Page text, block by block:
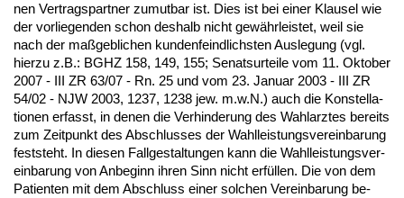
nen Ver­trags­part­ner zu­mut­bar ist. Dies ist bei ei­ner Klau­sel wie
der vor­lie­gen­den schon des­halb nicht gewähr­leis­tet, weil sie
nach der maßgeb­li­chen kun­den­feind­lichs­ten Aus­le­gung (vgl.
hier­zu z.B.: BGHZ 158, 149, 155; Se­nats­ur­tei­le vom 11. Ok­to­ber
2007 - III ZR 63/07 - Rn. 25 und vom 23. Ja­nu­ar 2003 - III ZR
54/02 - NJW 2003, 1237, 1238 jew. m.w.N.) auch die Kon­stel­la­
tio­nen er­fasst, in de­nen die Ver­hin­de­rung des Wahl­arz­tes be­reits
zum Zeit­punkt des Ab­schlus­ses der Wahl­leis­tungs­ver­ein­ba­rung
fest­steht. In die­sen Fall­ge­stal­tun­gen kann die Wahl­leis­tungs­ver­
ein­ba­rung von An­be­ginn ih­ren Sinn nicht erfüllen. Die von dem
Pa­ti­en­ten mit dem Ab­schluss ei­ner sol­chen Ver­ein­ba­rung be­